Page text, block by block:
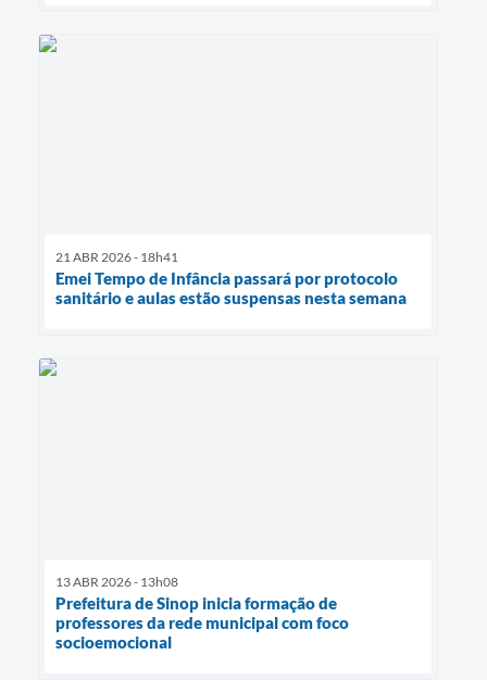
21 ABR 2026 - 18h41
Emei Tempo de Infância passará por protocolo
sanitário e aulas estão suspensas nesta semana
13 ABR 2026 - 13h08
Prefeitura de Sinop inicia formação de
professores da rede municipal com foco
socioemocional